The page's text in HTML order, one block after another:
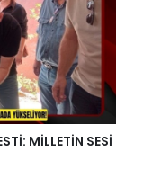
MİLLETİN SESİ